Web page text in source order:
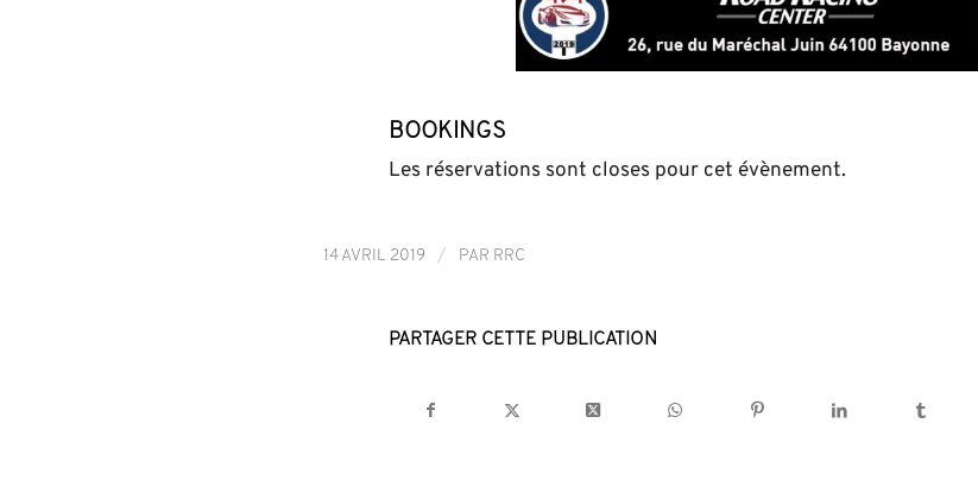
Bookings
Les réservations sont closes pour cet évènement.
14 AVRIL 2019 / PAR RRC
Partager cette publication